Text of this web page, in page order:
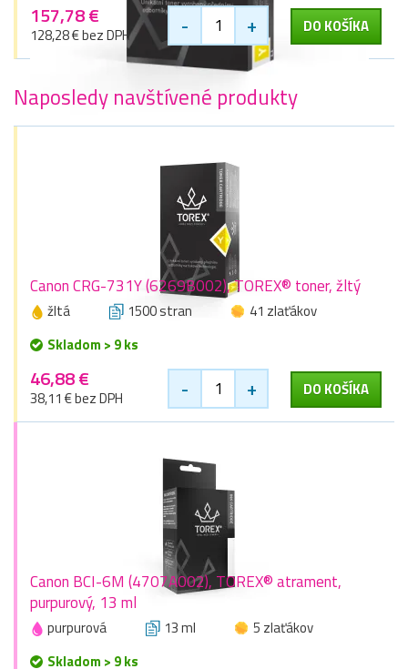
157,78 €
128,28 € bez DPH - + DO KOŠÍKA
Naposledy navštívené produkty
Canon CRG-731Y (6269B002), TOREX® toner, žltý
žltá 1500 stran
41 zlaťákov
Skladom > 9 ks
46,88 €
38,11 € bez DPH - + DO KOŠÍKA
Canon BCI-6M (4707A002), TOREX® atrament,
purpurový, 13 ml
purpurová 13 ml
5 zlaťákov
Skladom > 9 ks